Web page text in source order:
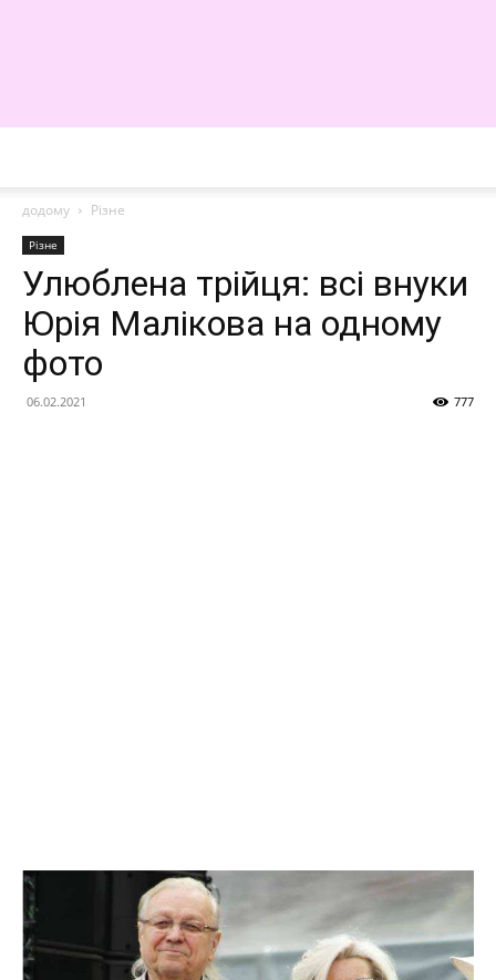
додому
Різне
Різне
Улюблена трійця: всі внуки
Юрія Малікова на одному
фото
06.02.2021 777